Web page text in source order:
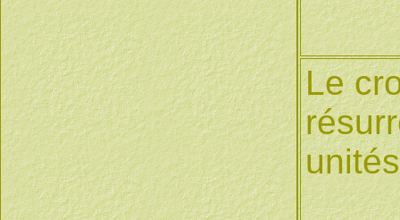
Le